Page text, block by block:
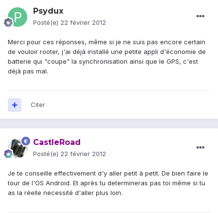
Psydux
Posté(e) 22 février 2012
Merci pour ces réponses, même si je ne suis pas encore certain
de vouloir rooter, j'ai déjà installé une petite appli d'économie de
batterie qui "coupe" la synchronisation ainsi que le GPS, c'est
déjà pas mal.
Citer
CastleRoad
Posté(e) 22 février 2012
Je te conseille effectivement d'y aller petit à petit. De bien faire le
tour de l'OS Android. Et après tu determineras pas toi même si tu
as la réelle necessité d'aller plus loin.